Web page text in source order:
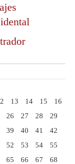
13 14 15
16
26 27 28
29
39 40 41
42
52 53 54
55
65 66 67
68